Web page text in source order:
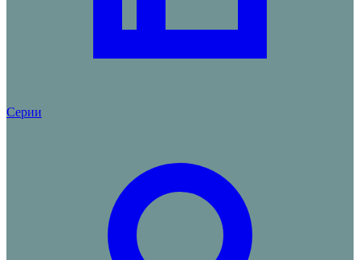
Серии